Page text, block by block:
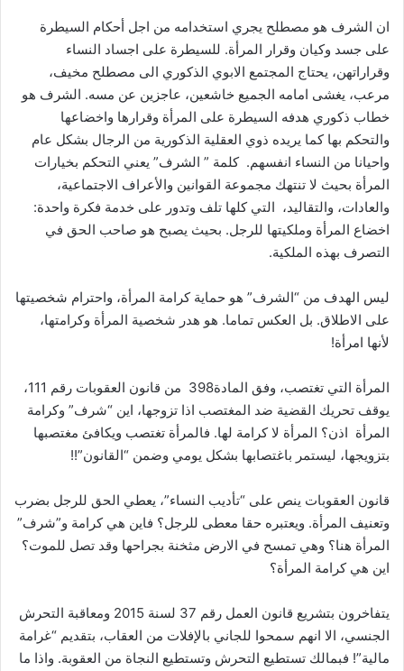
ان الشرف هو مصطلح يجري استخدامه من اجل أحكام السيطرة
على جسد وكيان وقرار المرأة. للسيطرة على اجساد النساء
وقراراتهن، يحتاج المجتمع الابوي الذكوري الى مصطلح مخيف،
مرعب، يغشى امامه الجميع خاشعين، عاجزين عن مسه. الشرف هو
خطاب ذكوري هدفه السيطرة على المرأة وقرارها واخضاعها
والتحكم بها كما يريده ذوي العقلية الذكورية من الرجال بشكل عام
واحيانا من النساء انفسهم. كلمة ” الشرف” يعني التحكم بخيارات
المرأة بحيث لا تنتهك مجموعة القوانين والأعراف الاجتماعية،
والعادات، والتقاليد، التي كلها تلف وتدور على خدمة فكرة واحدة:
اخضاع المرأة وملكيتها للرجل. بحيث يصبح هو صاحب الحق في
التصرف بهذه الملكية.
ليس الهدف من “الشرف” هو حماية كرامة المرأة، واحترام شخصيتها
على الاطلاق. بل العكس تماما. هو هدر شخصية المرأة وكرامتها،
لأنها امرأة!
المرأة التي تغتصب، وفق المادة398 من قانون العقوبات رقم 111،
يوقف تحريك القضية ضد المغتصب اذا تزوجها، اين “شرف” وكرامة
المرأة اذن؟ المرأة لا كرامة لها. فالمرأة تغتصب ويكافئ مغتصبها
بتزويجها، ليستمر باغتصابها بشكل يومي وضمن “القانون”!!
قانون العقوبات ينص على “تأديب النساء”، يعطي الحق للرجل بضرب
وتعنيف المرأة. ويعتبره حقا معطى للرجل؟ فاين هي كرامة و”شرف”
المرأة هنا؟ وهي تمسح في الارض مثخنة بجراحها وقد تصل للموت؟
اين هي كرامة المرأة؟
يتفاخرون بتشريع قانون العمل رقم 37 لسنة 2015 ومعاقبة التحرش
الجنسي، الا انهم سمحوا للجاني بالإفلات من العقاب، بتقديم “غرامة
مالية”! فبمالك تستطيع التحرش وتستطيع النجاة من العقوبة. واذا ما